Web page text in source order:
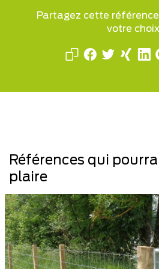
Partagez cette
votre
Références qui
plaire